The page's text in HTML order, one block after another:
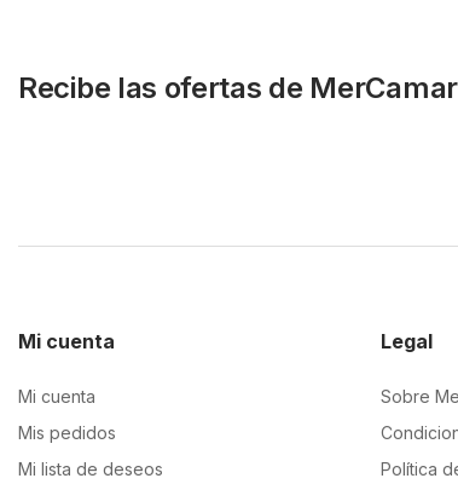
Recibe las ofertas de
Mi cuenta
Mi cuenta
Mis pedidos
Mi lista de deseos
Legal
Sobre
Política